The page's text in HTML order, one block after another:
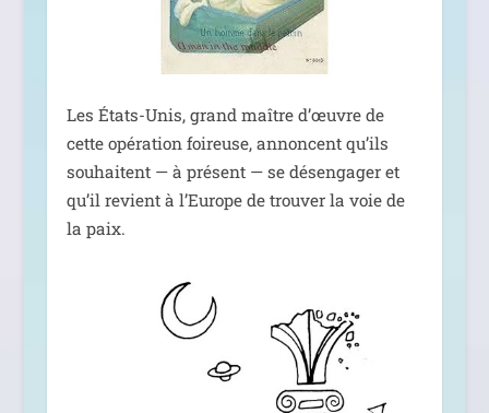
Les États-Unis, grand maître d’œuvre de
cette opé­ra­tion foi­reuse, annoncent qu’ils
sou­haitent — à pré­sent — se désen­ga­ger et
qu’il revient à l’Europe de trou­ver la voie de
la paix.